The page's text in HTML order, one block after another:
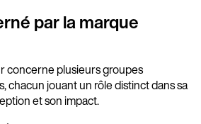
par la marque
concerne plusieurs groupes
chacun jouant un rôle distinct dans sa
et son impact.